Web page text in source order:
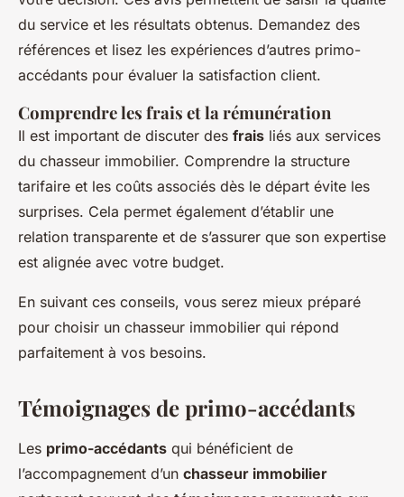
du service et les résultats obtenus. Demandez des
références et lisez les expériences d’autres primo-
accédants pour évaluer la satisfaction client.
Comprendre les frais et la rémunération
Il est important de discuter des frais liés aux services
du chasseur immobilier. Comprendre la structure
tarifaire et les coûts associés dès le départ évite les
surprises. Cela permet également d’établir une
relation transparente et de s’assurer que son expertise
est alignée avec votre budget.
En suivant ces conseils, vous serez mieux préparé
pour choisir un chasseur immobilier qui répond
parfaitement à vos besoins.
Témoignages de primo-accédants
Les primo-accédants qui bénéficient de
l’accompagnement d’un chasseur immobilier